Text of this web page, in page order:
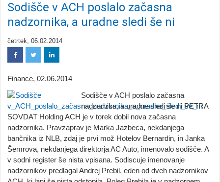
Sodišče v ACH poslalo začasna
nadzornika, a uradne sledi še ni
četrtek, 06.02.2014
Finance, 02.06.2014
Sodišče v ACH poslalo začasna
nadzornika, a uradne sledi še ni PETRA
SOVDAT Holding ACH je v torek dobil nova začasna
nadzornika. Pravzaprav je Marka Jazbeca, nekdanjega
bančnika iz NLB, zdaj je prvi mož Hotelov Bernardin, in Janka
Šemrova, nekdanjega direktorja AC Auto, imenovalo sodišče. A
v sodni register še nista vpisana. Sodiscuje imenovanje
nadzornikov predlagal Andrej Prebil, eden od dveh nadzornikov